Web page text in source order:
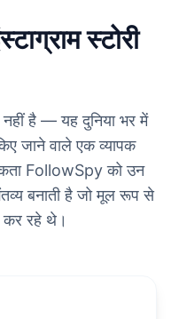
स्टोरी
है — यह दुनिया भर में
जाने वाले एक व्यापक
FollowSpy को उन
बनाती है जो मूल रूप से
रहे थे।